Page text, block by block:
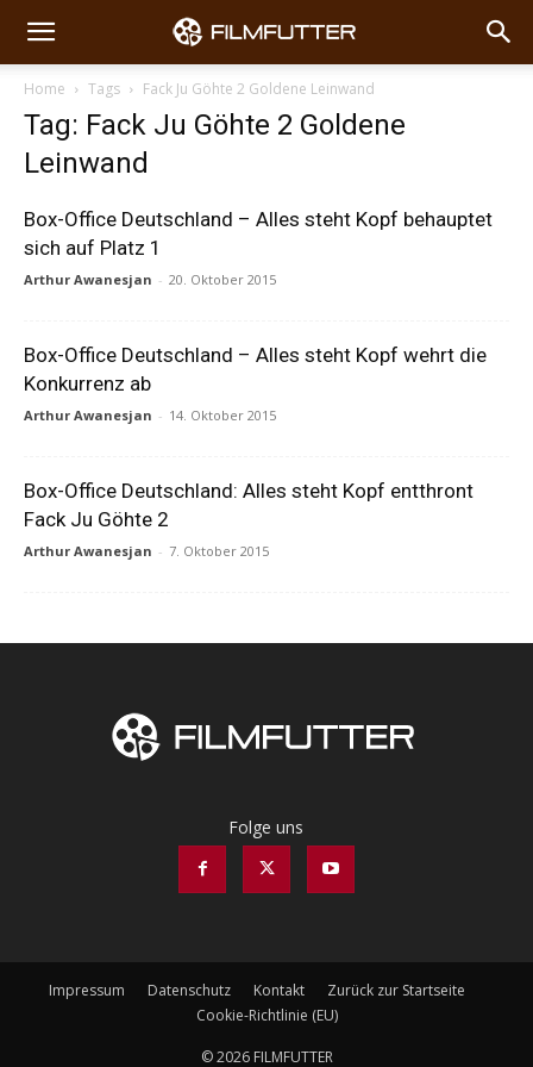
Home Tags Fack Ju Göhte 2 Goldene Leinwand
Tag: Fack Ju Göhte 2 Goldene
Leinwand
Box-Office Deutschland – Alles steht Kopf behauptet
sich auf Platz 1
Arthur Awanesjan - 20. Oktober 2015
Box-Office Deutschland – Alles steht Kopf wehrt die
Konkurrenz ab
Arthur Awanesjan - 14. Oktober 2015
Box-Office Deutschland: Alles steht Kopf entthront
Fack Ju Göhte 2
Arthur Awanesjan - 7. Oktober 2015
Folge uns
Impressum Datenschutz Kontakt
Zurück zur Startseite
Cookie-Richtlinie (EU)
© 2026 FILMFUTTER